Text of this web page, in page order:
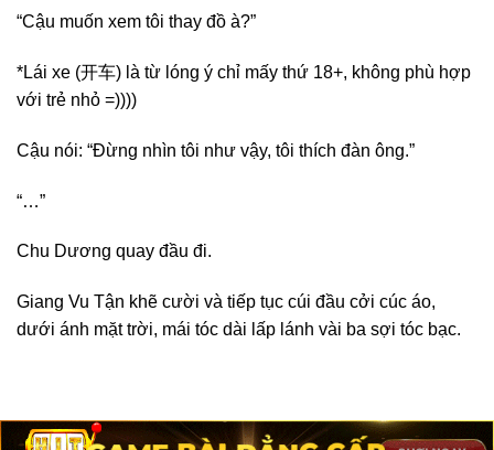
“Cậu muốn xem tôi thay đồ à?”
*Lái xe (开车) là từ lóng ý chỉ mấy thứ 18+, không phù hợp
với trẻ nhỏ =))))
Cậu nói: “Đừng nhìn tôi như vậy, tôi thích đàn ông.”
“…”
Chu Dương quay đầu đi.
Giang Vu Tận khẽ cười và tiếp tục cúi đầu cởi cúc áo,
dưới ánh mặt trời, mái tóc dài lấp lánh vài ba sợi tóc bạc.